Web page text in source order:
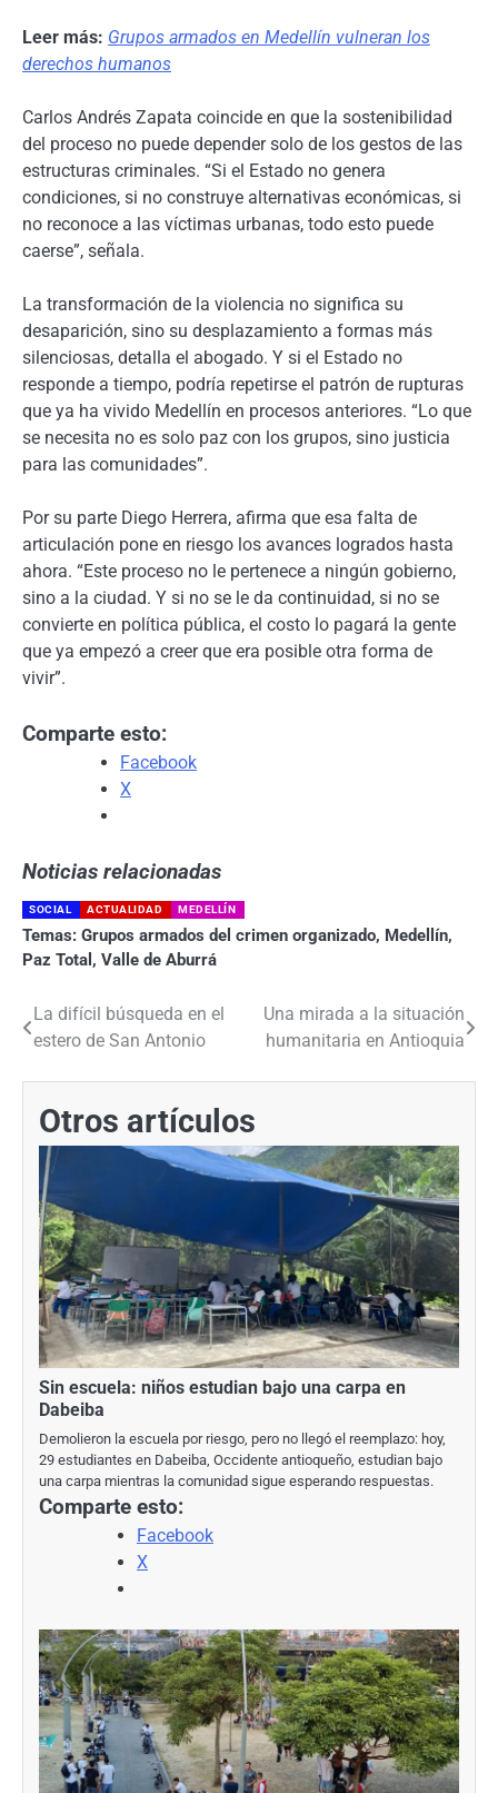
Leer más: Grupos armados en Medellín vulneran los
derechos humanos
Carlos Andrés Zapata coincide en que la sostenibilidad
del proceso no puede depender solo de los gestos de las
estructuras criminales. “Si el Estado no genera
condiciones, si no construye alternativas económicas, si
no reconoce a las víctimas urbanas, todo esto puede
caerse”, señala.
La transformación de la violencia no significa su
desaparición, sino su desplazamiento a formas más
silenciosas, detalla el abogado. Y si el Estado no
responde a tiempo, podría repetirse el patrón de rupturas
que ya ha vivido Medellín en procesos anteriores. “Lo que
se necesita no es solo paz con los grupos, sino justicia
para las comunidades”.
Por su parte Diego Herrera, afirma que esa falta de
articulación pone en riesgo los avances logrados hasta
ahora. “Este proceso no le pertenece a ningún gobierno,
sino a la ciudad. Y si no se le da continuidad, si no se
convierte en política pública, el costo lo pagará la gente
que ya empezó a creer que era posible otra forma de
vivir”.
Comparte esto:
Facebook
X
Noticias relacionadas
SOCIAL ACTUALIDAD MEDELLÍN
Temas: Grupos armados del crimen organizado, Medellín,
Paz Total , Valle de Aburrá
Navegación
La difícil búsqueda en el
estero de San Antonio
Una mirada a la situación
humanitaria en Antioquia
Otros artículos
Sin escuela: niños estudian bajo una carpa en
Dabeiba
Demolieron la escuela por riesgo, pero no llegó el reemplazo: hoy,
29 estudiantes en Dabeiba, Occidente antioqueño, estudian bajo
una carpa mientras la comunidad sigue esperando respuestas.
Comparte esto:
Facebook
X